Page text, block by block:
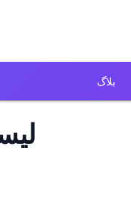
بلاگ